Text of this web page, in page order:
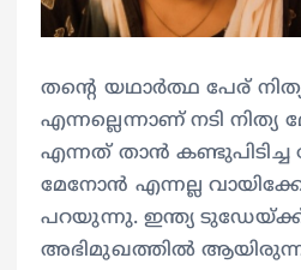
തന്റെ യഥാർത്ഥ പേര്
എന്നല്ലെന്നാണ് നടി നിത്യ
എന്നത് താൻ കണ്ടുപിടിച്ച
മേനോൻ എന്നല്ല
പറയുന്നു. ഇന്ത്യ
അഭിമുഖത്തിൽ